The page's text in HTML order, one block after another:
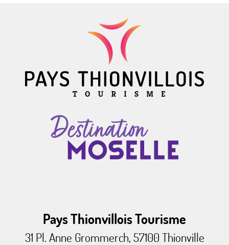
Pays Thionvillois Tourisme
31 Pl. Anne Grommerch, 57100 Thionville